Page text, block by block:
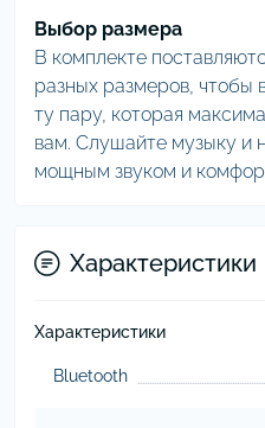
Выбор размера
В комплекте
разных размеров, чтобы
ту пару, которая
вам. Слушайте музыку и
мощным звуком и
Характеристики
Характеристики
Bluetooth